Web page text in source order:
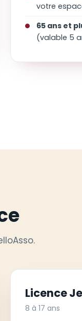
votre
65 ans et
(valable 5
Licence
8 à 17 ans